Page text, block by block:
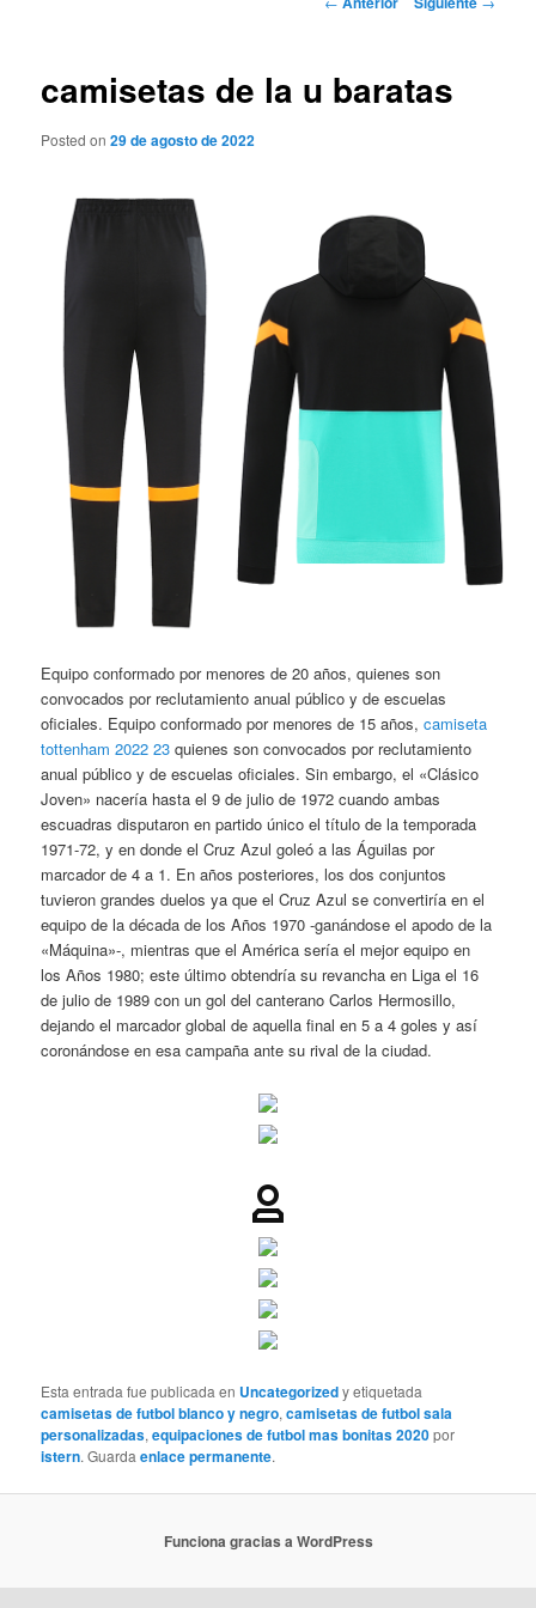
camisetas de la u baratas
Posted on29 de agosto de 2022
Equipo conformado por menores de 20 años, quienes son
convocados por reclutamiento anual público y de escuelas
oficiales. Equipo conformado por menores de 15 años,camiseta
tottenham 2022 23 quienes son convocados por reclutamiento
anual público y de escuelas oficiales. Sin embargo, el «Clásico
Joven» nacería hasta el 9 de julio de 1972 cuando ambas
escuadras disputaron en partido único el título de la temporada
1971-72, y en donde el Cruz Azul goleó a las Águilas por
marcador de 4 a 1. En años posteriores, los dos conjuntos
tuvieron grandes duelos ya que el Cruz Azul se convertiría en el
equipo de la década de los Años 1970 -ganándose el apodo de la
«Máquina»-, mientras que el América sería el mejor equipo en
los Años 1980; este último obtendría su revancha en Liga el 16
de julio de 1989 con un gol del canterano Carlos Hermosillo,
dejando el marcador global de aquella final en 5 a 4 goles y así
coronándose en esa campaña ante su rival de la ciudad.
Esta entrada fue publicada en Uncategorizedy etiquetada
camisetas de futbol blanco y negro,camisetas de futbol sala
personalizadas,equipaciones de futbol mas bonitas 2020por
istern. Guardaenlace permanente.
Funciona gracias a WordPress